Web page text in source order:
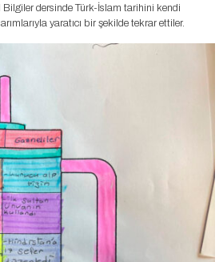
Bilgiler dersinde Türk-İslam tarihini kendi
yaratıcı bir şekilde tekrar ettiler.